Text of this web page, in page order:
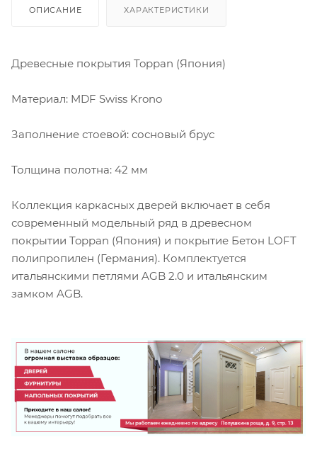
ОПИСАНИЕ ХАРАКТЕРИСТИКИ
Древесные покрытия Toppan (Япония)
Материал: MDF Swiss Krono
Заполнение стоевой: сосновый брус
Толщина полотна: 42 мм
Коллекция каркасных дверей включает в себя
современный модельный ряд в древесном
покрытии Toppan (Япония) и покрытие Бетон LOFT
полипропилен (Германия). Комплектуется
итальянскими петлями AGB 2.0 и итальянским
замком AGB.